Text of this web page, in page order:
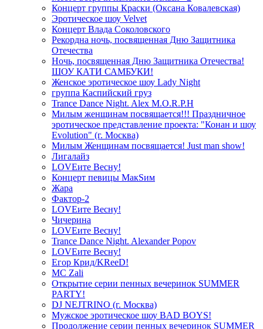
Концерт группы Краски (Оксана Ковалевская)
Эротическое шоу Velvet
Концерт Влада Соколовского
Рекордна ночь, посвященная Дню Защитника
Отечества
Ночь, посвященная Дню Защитника Отечества!
ШОУ КАТИ САМБУКИ!
Женское эротическое шоу Lady Night
группа Каспийский груз
Trance Dance Night. Alex M.O.R.P.H
Милым женщинам посвящается!!! Праздничное
эротическое представление проекта: "Конан и шоу
Evolution" (г. Москва)
Милым Женщинам посвящается! Just man show!
Лигалайз
LOVEите Весну!
Концерт певицы МакSим
Жара
Фактор-2
LOVEите Весну!
Чичерина
LOVEите Весну!
Trance Dance Night. Alexander Popov
LOVEите Весну!
Егор Крид/KReeD!
MC Zali
Открытие серии пенных вечеринок SUMMER
PARTY!
DJ NEJTRINO (г. Москва)
Мужское эротическое шоу BAD BOYS!
Продолжение серии пенных вечеринок SUMMER